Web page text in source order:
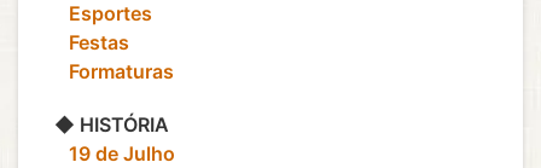
‎ ‎ ‎ Esportes
‎ ‎ ‎ Festas
‎ ‎ ‎ Formaturas
◆ HISTÓRIA
‎ ‎ ‎ 19 de Julho